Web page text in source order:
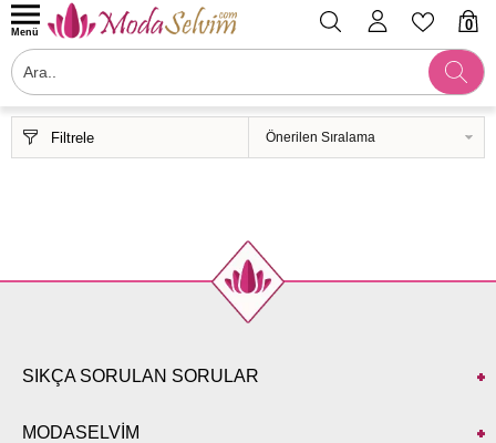
0
Menü
Filtrele
SIKÇA SORULAN SORULAR
MODASELVİM